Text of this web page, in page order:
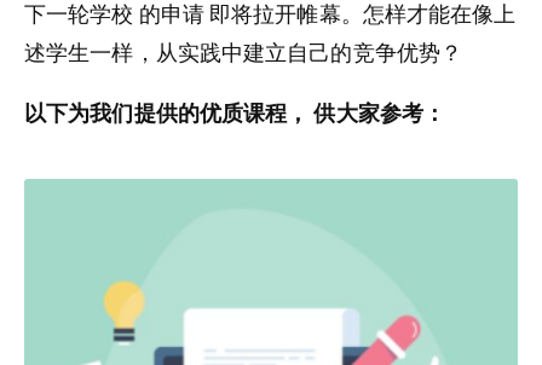
下一轮学校 的申请 即将拉开帷幕。怎样才能在像上
述学生一样，从实践中建立自己的竞争优势？
以下为我们提供的优质课程， 供大家参考：